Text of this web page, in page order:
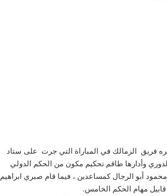
فريق الزمالك في المباراة التي جرت على ستاد
وأدارها طاقم تحكيم مكون من الحكم الدولي
أبو الرجال كمساعدين ، فيما قام صبري ابراهيم
مهام الحكم الخامس.